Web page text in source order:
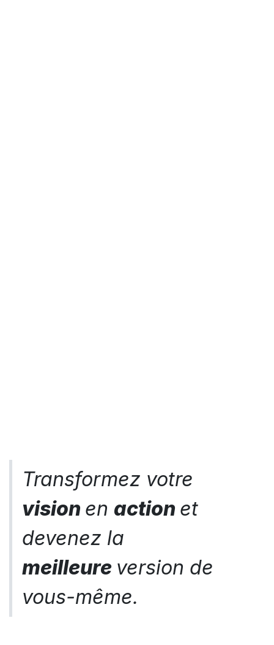
Transformez votre
vision en action et
devenez la
meilleure version de
vous-même.